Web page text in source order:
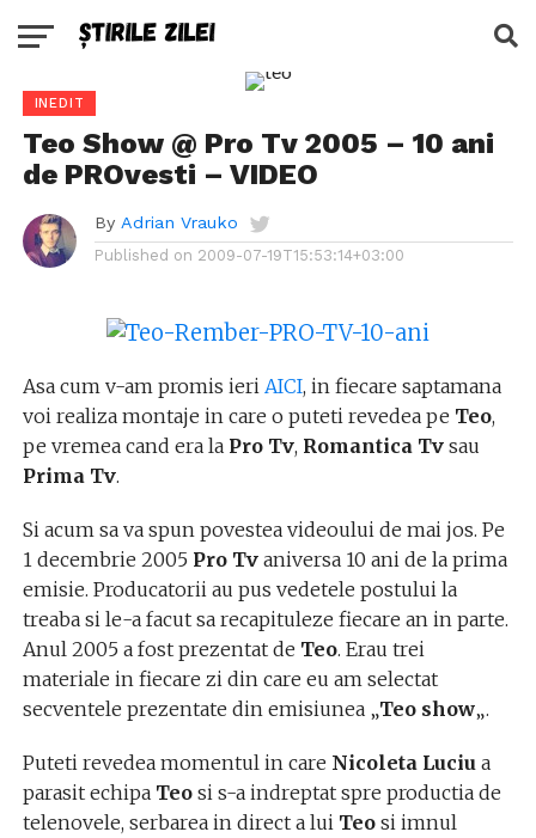
INEDIT
Teo Show @ Pro Tv 2005 – 10 ani
de PROvesti – VIDEO
By Adrian Vrauko
Published on 2009-07-19T15:53:14+03:00
Asa cum v-am promis ieri AICI, in fiecare saptamana
voi realiza montaje in care o puteti revedea pe Teo,
pe vremea cand era la Pro Tv, Romantica Tvsau
Prima Tv.
Si acum sa va spun povestea videoului de mai jos. Pe
1 decembrie 2005 Pro Tvaniversa 10 ani de la prima
emisie. Producatorii au pus vedetele postului la
treaba si le-a facut sa recapituleze fiecare an in parte.
Anul 2005 a fost prezentat de Teo. Erau trei
materiale in fiecare zi din care eu am selectat
secventele prezentate din emisiunea „Teo show„.
Puteti revedea momentul in care Nicoleta Luciua
parasit echipa Teosi s-a indreptat spre productia de
telenovele, serbarea in direct a lui Teosi imnul